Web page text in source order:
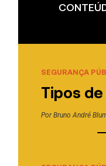
SEGURANÇA
Tipos
PorBruno André